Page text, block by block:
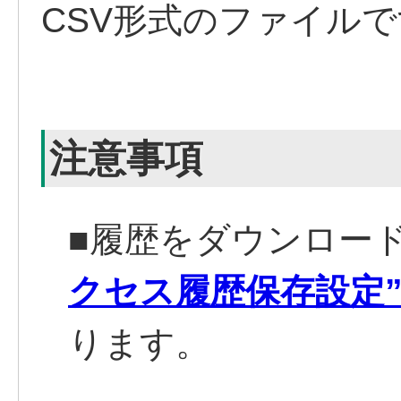
CSV形式のファイル
注意事項
■履歴をダウンロー
クセス履歴保存設定
ります。